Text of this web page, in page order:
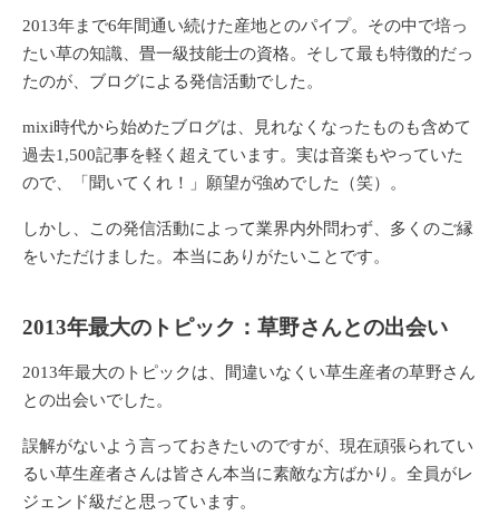
2013年まで6年間通い続けた産地とのパイプ。その中で培っ
たい草の知識、畳一級技能士の資格。そして最も特徴的だっ
たのが、ブログによる発信活動でした。
mixi時代から始めたブログは、見れなくなったものも含めて
過去1,500記事を軽く超えています。実は音楽もやっていた
ので、「聞いてくれ！」願望が強めでした（笑）。
しかし、この発信活動によって業界内外問わず、多くのご縁
をいただけました。本当にありがたいことです。
2013年最大のトピック：草野さんとの出会い
2013年最大のトピックは、間違いなくい草生産者の草野さん
との出会いでした。
誤解がないよう言っておきたいのですが、現在頑張られてい
るい草生産者さんは皆さん本当に素敵な方ばかり。全員がレ
ジェンド級だと思っています。